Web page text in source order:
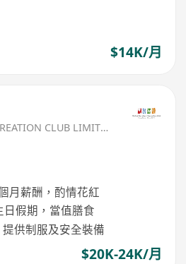
$14K/月
UNITED SERVICES RECREATION CLUB LIMITED
月薪酬，酌情花紅
假期，當值膳食
供制服及安全裝備
$20K-24K/月